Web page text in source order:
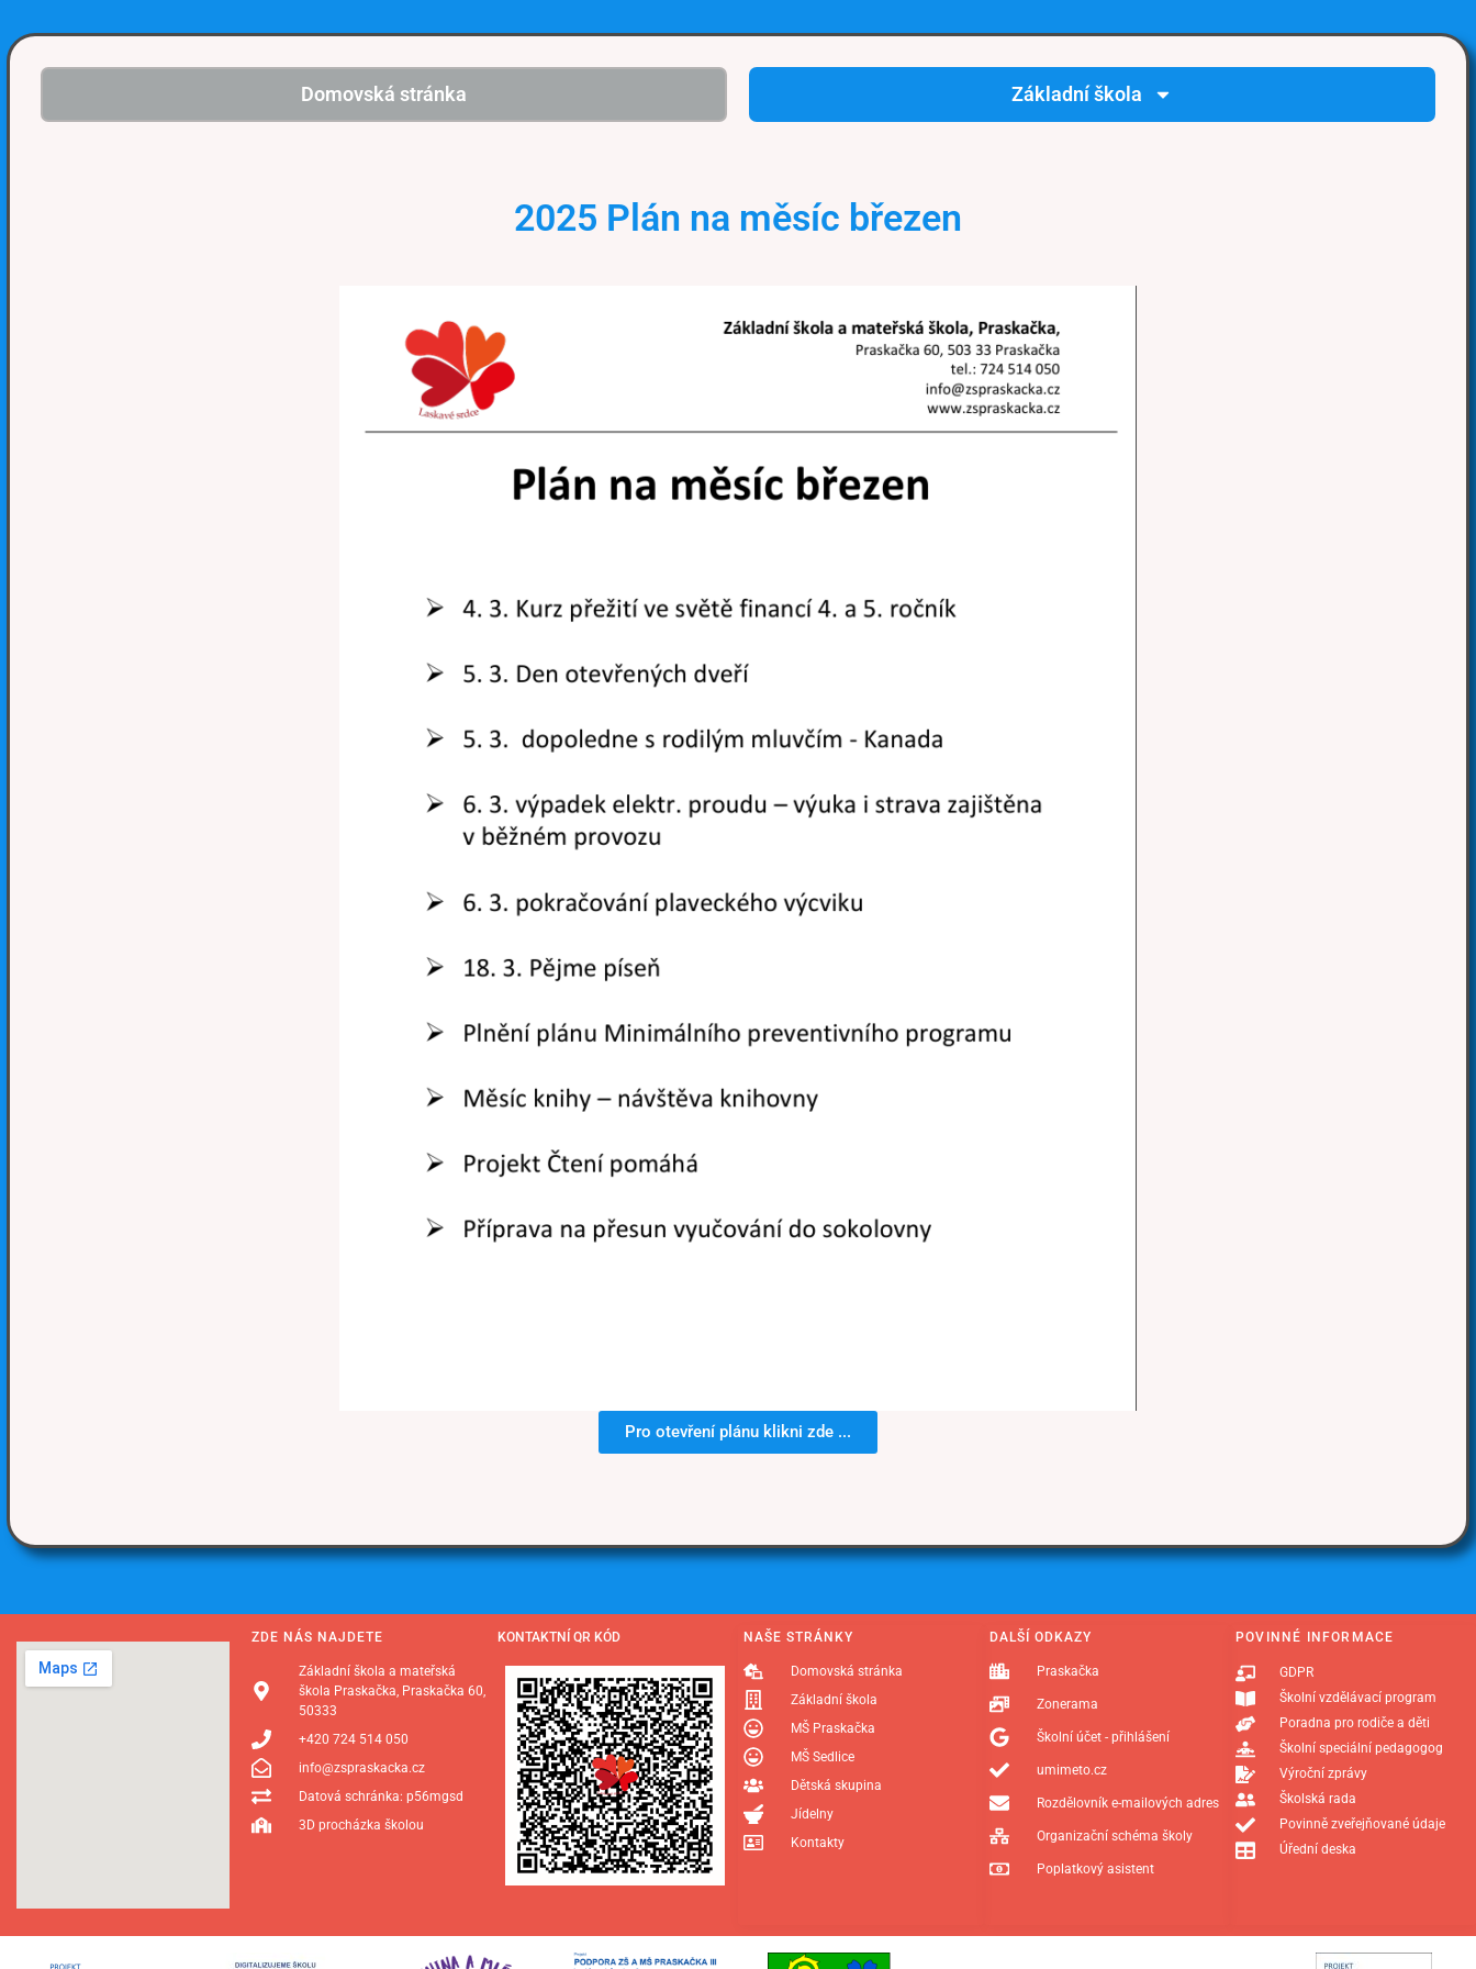
Domovská stránka Základní škola
2025 Plán na měsíc březen
Pro otevření plánu klikni zde ...
ZDE NÁS NAJDETE
Základní škola a mateřská
škola Praskačka, Praskačka 60,
50333
+420 724 514 050
info@zspraskacka.cz
Datová schránka: p56mgsd
3D procházka školou
KONTAKTNÍ QR KÓD NAŠE STRÁNKY
Domovská stránka
Základní škola
MŠ Praskačka
MŠ Sedlice
Dětská skupina
Jídelny
Kontakty
DALŠÍ ODKAZY
Praskačka
Zonerama
Školní účet - přihlášení
umimeto.cz
Rozdělovník e-mailových adres
Organizační schéma školy
Poplatkový asistent
POVINNÉ INFORMACE
GDPR
Školní vzdělávací program
Poradna pro rodiče a děti
Školní speciální pedagogog
Výroční zprávy
Školská rada
Povinně zveřejňované údaje
Úřední deska